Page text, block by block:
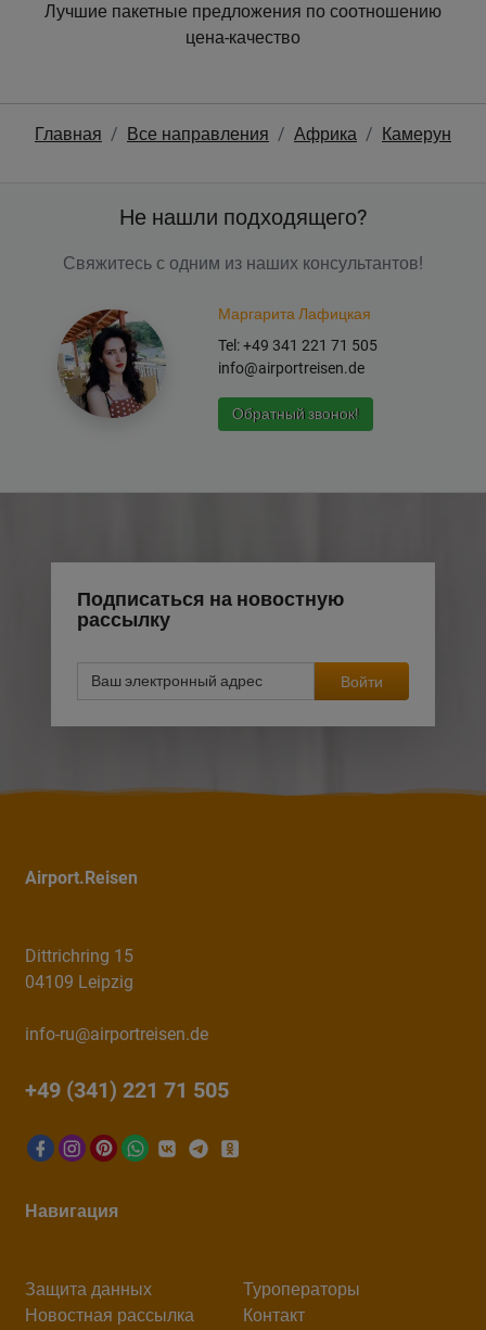
Лучшие пакетные предложения по соотношению
цена-качество
Главная Все направления Африка Камерун
Не нашли подходящего?
Свяжитесь с одним из наших консультантов!
Маргарита Лафицкая
Tel: +49 341 221 71 505
info@airportreisen.de
Обратный звонок!
Подписаться на новостную
рассылку
Войти
Airport.Reisen
Dittrichring 15
04109 Leipzig
info-ru@airportreisen.de
+49 (341) 221 71 505
Навигация
Защита данных
Туроператоры
Новостная рассылка
Контакт